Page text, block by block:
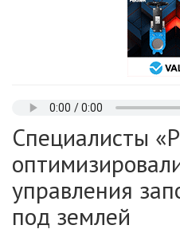
Специалисты
управления
под землей